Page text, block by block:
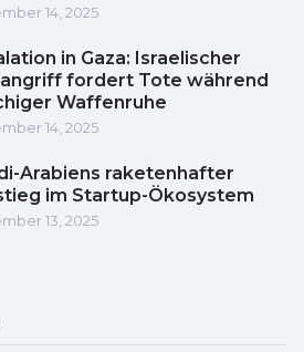
14, 2025
in Gaza: Israelischer
fordert Tote während
Waffenruhe
14, 2025
Arabiens raketenhafter
im Startup-Ökosystem
13, 2025